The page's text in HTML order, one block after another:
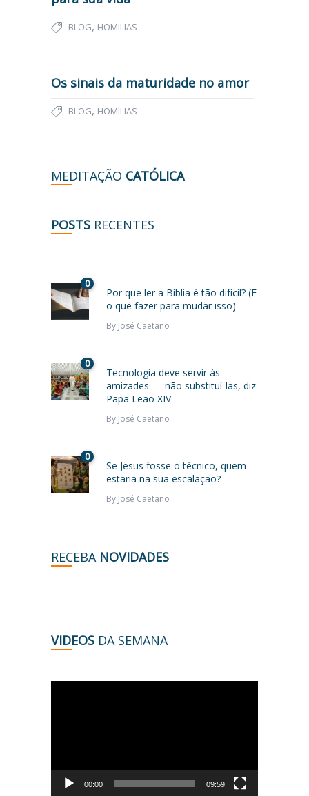
BLOG, HOMILIAS
Os sinais da maturidade no amor
BLOG, HOMILIAS
MEDITAÇÃO CATÓLICA
POSTS RECENTES
0
Por que ler a Bíblia é tão difícil? (E
o que fazer para mudar isso)
By José Caetano
0
Tecnologia deve servir às
amizades — não substituí-las, diz
Papa Leão XIV
By José Caetano
0
Se Jesus fosse o técnico, quem
estaria na sua escalação?
By José Caetano
RECEBA NOVIDADES
VIDEOS DA SEMANA
00:00 09:59